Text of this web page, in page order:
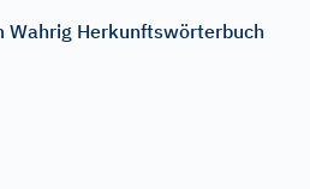
Wahrig Herkunftswörterbuch